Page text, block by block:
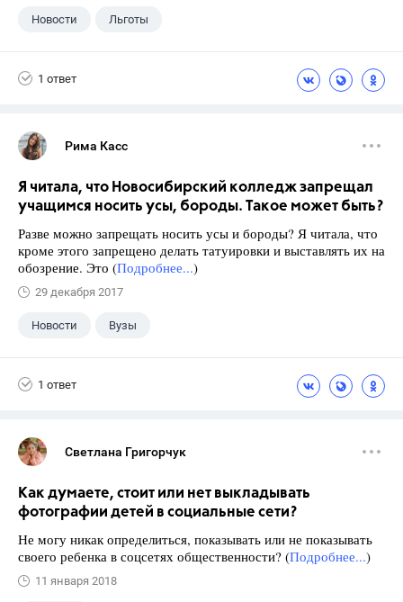
Новости Льготы
1 ответ
Рима Касс
Я читала, что Новосибирский колледж запрещал
учащимся носить усы, бороды. Такое может быть?
Разве можно запрещать носить усы и бороды? Я читала, что
кроме этого запрещено делать татуировки и выставлять их на
обозрение. Это (Подробнее...)
29 декабря 2017
Новости Вузы
1 ответ
Светлана Григорчук
Как думаете, стоит или нет выкладывать
фотографии детей в социальные сети?
Не могу никак определиться, показывать или не показывать
своего ребенка в соцсетях общественности? (Подробнее...)
11 января 2018